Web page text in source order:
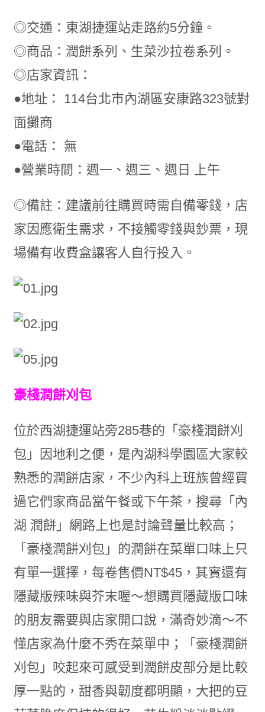
◎交通：東湖捷運站走路約5分鐘。
◎商品：潤餅系列、生菜沙拉卷系列。
◎店家資訊：
●地址： 114台北市內湖區安康路323號對
面攤商
●電話： 無
●營業時間：週一、週三、週日 上午
◎備註：建議前往購買時需自備零錢，店
家因應衛生需求，不接觸零錢與鈔票，現
場備有收費盒讓客人自行投入。
豪棧潤餅刈包
位於西湖捷運站旁285巷的「豪棧潤餅刈
包」因地利之便，是內湖科學園區大家較
熟悉的潤餅店家，不少內科上班族曾經買
過它們家商品當午餐或下午茶，搜尋「內
湖 潤餅」網路上也是討論聲量比較高；
「豪棧潤餅刈包」的潤餅在菜單口味上只
有單一選擇，每卷售價NT$45，其實還有
隱藏版辣味與芥末喔～想購買隱藏版口味
的朋友需要與店家開口說，滿奇妙滴～不
懂店家為什麼不秀在菜單中；「豪棧潤餅
刈包」咬起來可感受到潤餅皮部分是比較
厚一點的，甜香與韌度都明顯，大把的豆